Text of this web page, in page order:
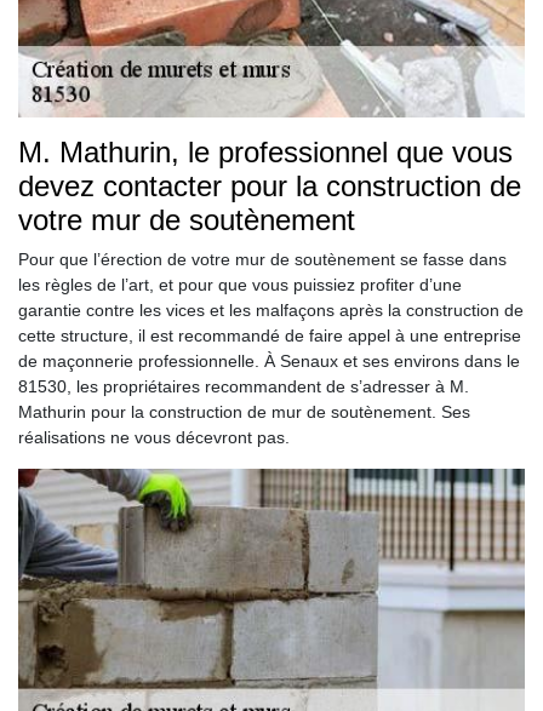
M. Mathurin, le professionnel que vous
devez contacter pour la construction de
votre mur de soutènement
Pour que l’érection de votre mur de soutènement se fasse dans
les règles de l’art, et pour que vous puissiez profiter d’une
garantie contre les vices et les malfaçons après la construction de
cette structure, il est recommandé de faire appel à une entreprise
de maçonnerie professionnelle. À Senaux et ses environs dans le
81530, les propriétaires recommandent de s’adresser à M.
Mathurin pour la construction de mur de soutènement. Ses
réalisations ne vous décevront pas.